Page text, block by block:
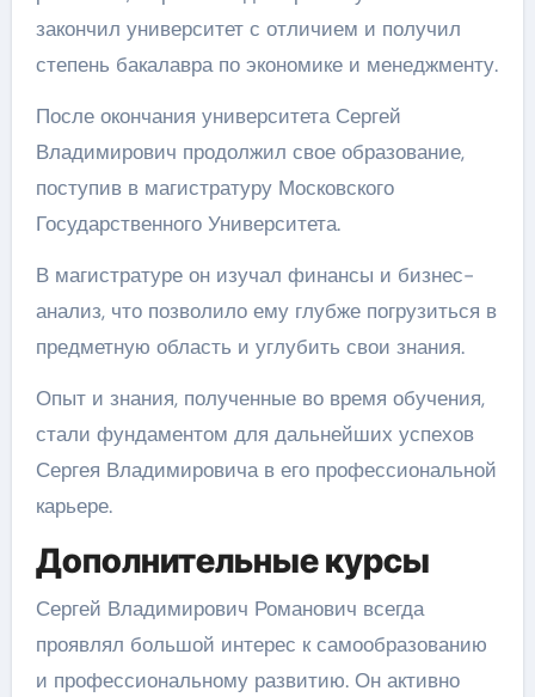
закончил университет с отличием и получил
степень бакалавра по экономике и менеджменту.
После окончания университета Сергей
Владимирович продолжил свое образование,
поступив в магистратуру Московского
Государственного Университета.
В магистратуре он изучал финансы и бизнес-
анализ, что позволило ему глубже погрузиться в
предметную область и углубить свои знания.
Опыт и знания, полученные во время обучения,
стали фундаментом для дальнейших успехов
Сергея Владимировича в его профессиональной
карьере.
Дополнительные курсы
Сергей Владимирович Романович всегда
проявлял большой интерес к самообразованию
и профессиональному развитию. Он активно